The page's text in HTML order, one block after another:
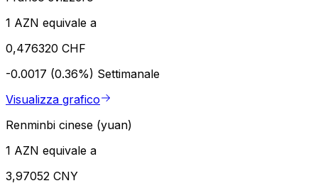
1 AZN equivale a
0,476320 CHF
-0.0017 (0.36%) Settimanale
Visualizza grafico
Renminbi cinese (yuan)
1 AZN equivale a
3,97052 CNY